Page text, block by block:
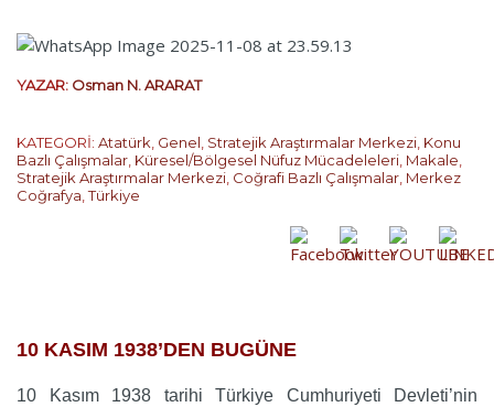
YAZAR: Osman N. ARARAT
KATEGORİ: Atatürk, Genel, Stratejik Araştırmalar Merkezi, Konu
Bazlı Çalışmalar, Küresel/Bölgesel Nüfuz Mücadeleleri, Makale,
Stratejik Araştırmalar Merkezi, Coğrafi Bazlı Çalışmalar, Merkez
Coğrafya,Türkiye
10 KASIM 1938’DEN BUGÜNE
10 Kasım 1938 tarihi Türkiye Cumhuriyeti Devleti’nin